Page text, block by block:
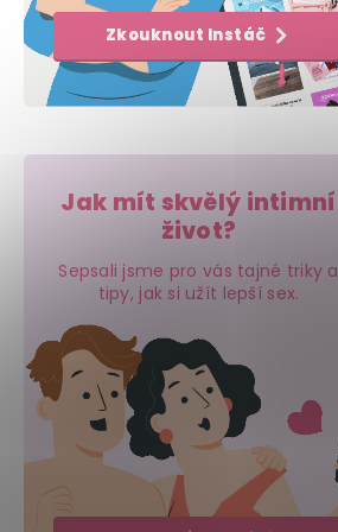
Zkouknout Instáč
Jak mít skvělý intimní
život?
Sepsali jsme pro vás tajné triky a
tipy, jak si užít lepší sex.